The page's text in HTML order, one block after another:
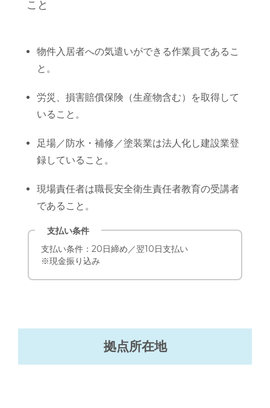
こと
物件入居者への気遣いができる作業員であるこ
と。
労災、損害賠償保険（生産物含む）を取得して
いること。
足場／防水・補修／塗装業は法人化し建設業登
録していること。
現場責任者は職長安全衛生責任者教育の受講者
であること。
支払い条件：20日締め／翌10日支払い
※現金振り込み
拠点所在地